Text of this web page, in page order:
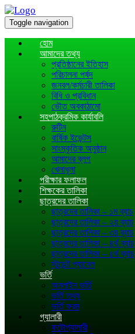
Toggle navigation
হোম
আমাদের তথ্য
প্রতিষ্ঠানের ইতিহাস
পরিচালনা পর্ষদ
জনবল/কর্মচারী তালিকা
বিধি ও প্রবিধান
ভৌত অবকাঠামো
সহপাঠক্রমিক কার্যাবলি
রুটিন
বার্ষিক ইভেন্টস
সাংস্কৃতিক অনুষ্ঠান
আমাদের ব্লগ
খেলাধূলা
পরীক্ষার ফলাফল
শিক্ষকের তালিকা
ছাত্রদের তালিকা
ছাত্রদের তালিকা – ১ম ব্যাচ
ছাত্রদের তালিকা – ২য় ব্যাচ
ছাত্রদের তালিকা – ৩য় ব্যাচ
ছাত্রদের তালিকা – ৪র্থ ব্যাচ
ছাত্রদের তালিকা – ৫র্থ ব্যাচ
স্টুডেন্ট প্যানেল
ভর্তি
অনলাইন ভর্তি
ভর্তি তথ্য
ভর্তি ফরম
গ্যালারী
ফটোগ্যালারী